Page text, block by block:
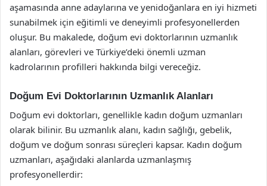
aşamasında anne adaylarına ve yenidoğanlara en iyi hizmeti
sunabilmek için eğitimli ve deneyimli profesyonellerden
oluşur. Bu makalede, doğum evi doktorlarının uzmanlık
alanları, görevleri ve Türkiye’deki önemli uzman
kadrolarının profilleri hakkında bilgi vereceğiz.
Doğum Evi Doktorlarının Uzmanlık Alanları
Doğum evi doktorları, genellikle kadın doğum uzmanları
olarak bilinir. Bu uzmanlık alanı, kadın sağlığı, gebelik,
doğum ve doğum sonrası süreçleri kapsar. Kadın doğum
uzmanları, aşağıdaki alanlarda uzmanlaşmış
profesyonellerdir: